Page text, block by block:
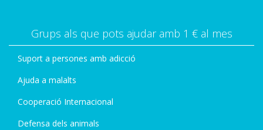
Grups als que pots ajudar amb 1 € al mes
Suport a persones amb adicció
Ajuda a malalts
Cooperació Internacional
Defensa dels animals